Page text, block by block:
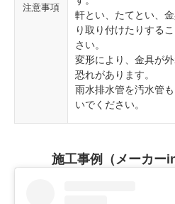
注意事項
軒とい、たてとい、
り取り付けたりする
さい。
変形により、金具が
恐れがあります。
雨水排水管を汚水管
いでください。
施工事例（メーカー